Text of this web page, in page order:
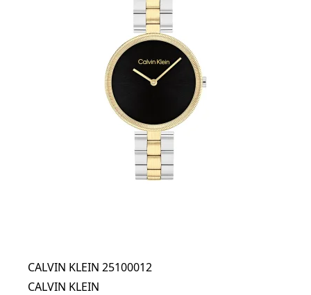
CALVIN KLEIN 25100012
CALVIN KLEIN